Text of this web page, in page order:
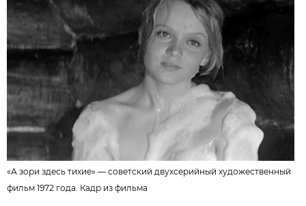
«А зори здесь тихие» — советский двухсерийный художественный
фильм 1972 года. Кадр из фильма